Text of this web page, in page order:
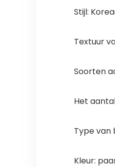
Stijl:
Textuur
Soorten
Het
Type van
Kleur: